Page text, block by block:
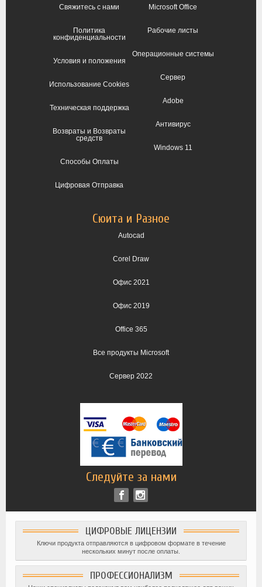
Свяжитесь с нами
Политика
конфиденциальности
Условия и положения
Использование Cookies
Техническая поддержка
Возвраты и Возвраты
средств
Способы Оплаты
Цифровая Отправка
Microsoft Office
Рабочие листы
Операционные системы
Сервер
Adobe
Антивирус
Windows 11
Сюита и Разное
Autocad
Corel Draw
Офис 2021
Офис 2019
Office 365
Все продукты Microsoft
Сервер 2022
Следуйте за нами
ЦИФРОВЫЕ ЛИЦЕНЗИИ
Ключи продукта отправляются в цифровом формате в течение
нескольких минут после оплаты.
ПРОФЕССИОНАЛИЗМ